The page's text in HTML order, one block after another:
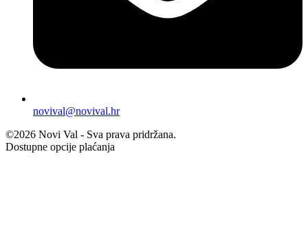
novival@novival.hr
©2026 Novi Val - Sva prava pridržana.
Dostupne opcije plaćanja